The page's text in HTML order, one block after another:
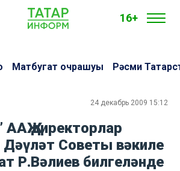
16+
Матбугат очрашуы Рәсми
24 декабрь 2009 15:12
ААҖ директорлар
Советы вәкиле
Р.Вәлиев билгеләнде